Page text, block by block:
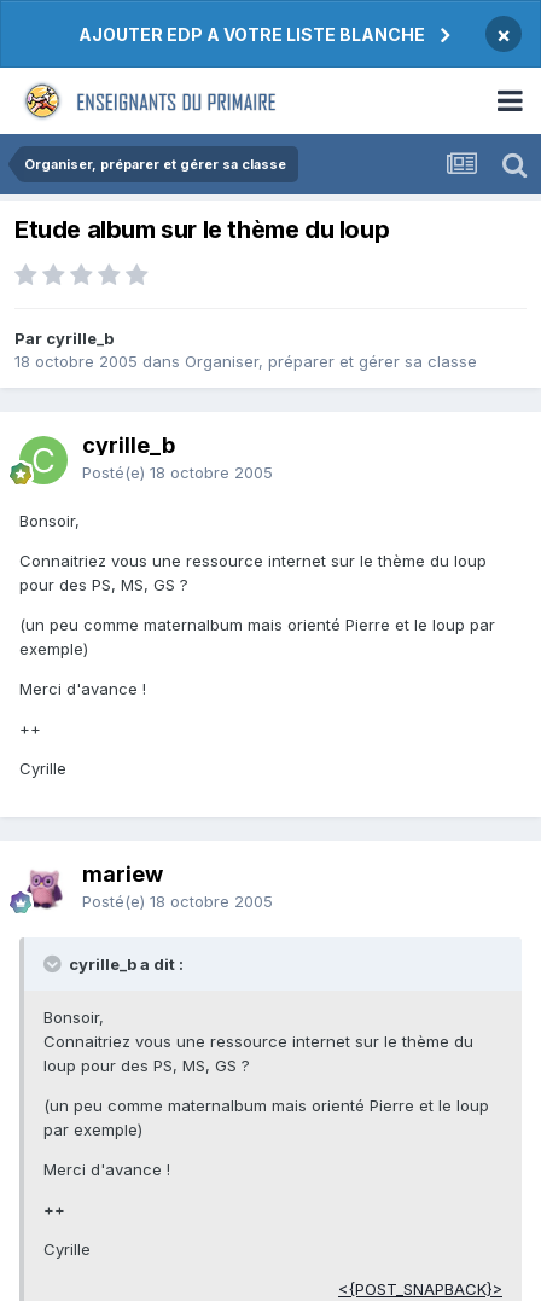
AJOUTER EDP A VOTRE LISTE BLANCHE ×
Organiser, préparer et gérer sa classe
Etude album sur le thème du loup
Par cyrille_b
18 octobre 2005 dans Organiser, préparer et gérer sa classe
cyrille_b
Posté(e) 18 octobre 2005
Bonsoir,
Connaitriez vous une ressource internet sur le thème du loup
pour des PS, MS, GS ?
(un peu comme maternalbum mais orienté Pierre et le loup par
exemple)
Merci d'avance !
++
Cyrille
mariew
Posté(e) 18 octobre 2005
cyrille_b a dit :
Bonsoir,
Connaitriez vous une ressource internet sur le thème du
loup pour des PS, MS, GS ?
(un peu comme maternalbum mais orienté Pierre et le loup
par exemple)
Merci d'avance !
++
Cyrille
<{POST_SNAPBACK}>